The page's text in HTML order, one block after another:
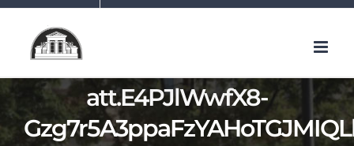
att.E4PJlWwfX8-